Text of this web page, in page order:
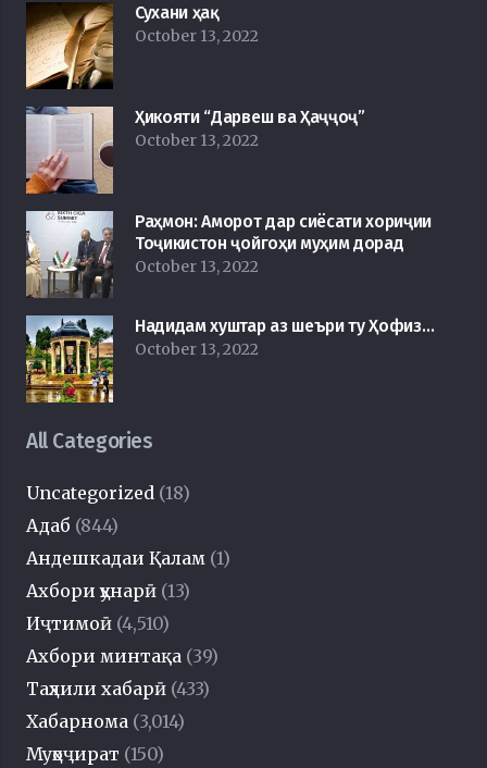
Сухани ҳақ
October 13, 2022
Ҳикояти “Дарвеш ва Ҳаҷҷоҷ”
October 13, 2022
Раҳмон: Аморот дар сиёсати хориҷии
Тоҷикистон ҷойгоҳи муҳим дорад
October 13, 2022
Надидам хуштар аз шеъри ту Ҳофиз…
October 13, 2022
All Categories
Uncategorized (18)
Адаб (844)
Андешкадаи Қалам (1)
Ахбори ҳунарӣ (13)
Иҷтимоӣ (4,510)
Ахбори минтақа (39)
Таҳлили хабарӣ (433)
Хабарнома (3,014)
Муҳоҷират (150)